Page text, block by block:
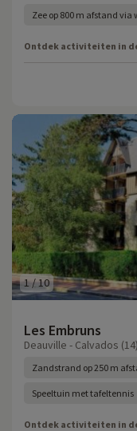
Zee op 800 m afstand via
Ontdek activiteiten in
1/10
Les Embruns
Deauville - Calvados (14)
Zandstrand op 250 m
Speeltuin met tafeltennis
Ontdek activiteiten in